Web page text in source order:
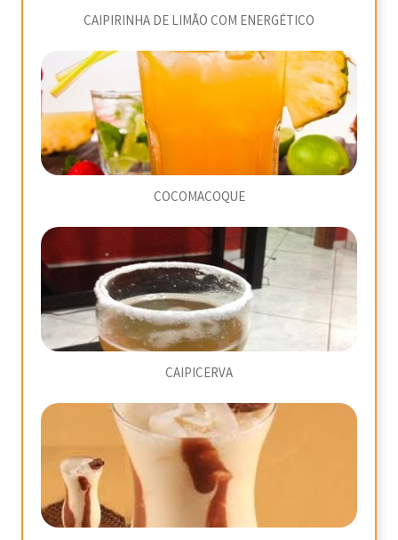
CAIPIRINHA DE LIMÃO COM ENERGÉTICO
COCOMACOQUE
CAIPICERVA